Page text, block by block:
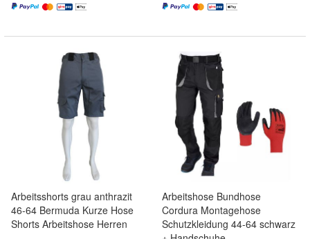
Arbeitsshorts grau anthrazit
46-64 Bermuda Kurze Hose
Shorts Arbeitshose Herren
Arbeitshose Bundhose
Cordura Montagehose
Schutzkleidung 44-64 schwarz